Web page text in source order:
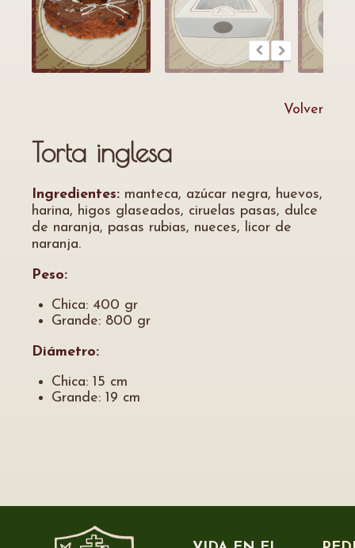
Volver
Torta inglesa
Ingredientes: manteca, azúcar negra, huevos,
harina, higos glaseados, ciruelas pasas, dulce
de naranja, pasas rubias, nueces, licor de
naranja.
Peso:
Chica: 400 gr
Grande: 800 gr
Diámetro:
Chica: 15 cm
Grande: 19 cm